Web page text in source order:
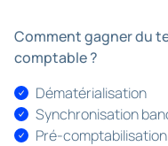
Comment gagner du
comptable ?
Dématérialisation
Synchronisation
Pré-